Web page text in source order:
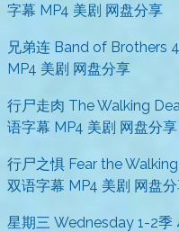
字幕 MP4 美剧 网盘分享
兄弟连 Band of Brothers
MP4 美剧 网盘分享
行尸走肉 The Walking
语字幕 MP4 美剧 网盘分享
行尸之惧 Fear the
双语字幕 MP4 美剧 网盘
星期三 Wednesday 1-2季